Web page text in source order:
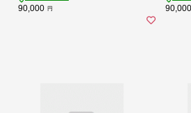
90,000 円 90,000